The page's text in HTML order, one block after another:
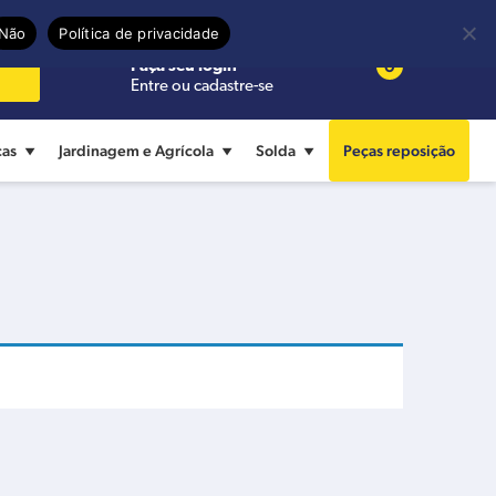
Precisa de ajuda?
Faça seu login
Entre ou cadastre-se
0
Jardinagem e Agrícola Solda Peças reposição
Política de privacidade